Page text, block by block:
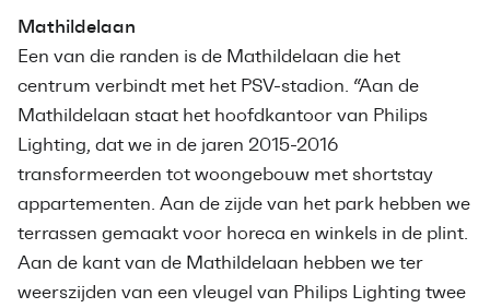
Mathildelaan
Een van die randen is de Mathildelaan die het
centrum verbindt met het PSV-stadion. “Aan de
Mathildelaan staat het hoofdkantoor van Philips
Lighting, dat we in de jaren 2015-2016
transformeerden tot woongebouw met shortstay
appartementen. Aan de zijde van het park hebben we
terrassen gemaakt voor horeca en winkels in de plint.
Aan de kant van de Mathildelaan hebben we ter
weerszijden van een vleugel van Philips Lighting twee